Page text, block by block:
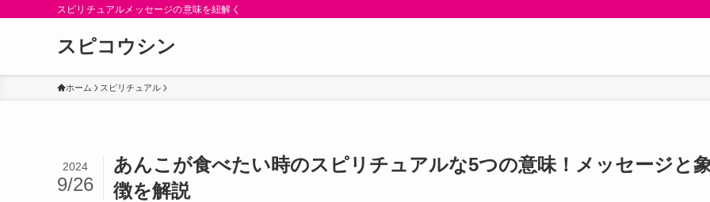
スピリチュアルメッセージの意味を紐解く
スピコウシン
ホーム スピリチュアル
あんこが食べたい時のスピリチュアルな5つの意味！メッセージと
徴を解説
2024
9/26